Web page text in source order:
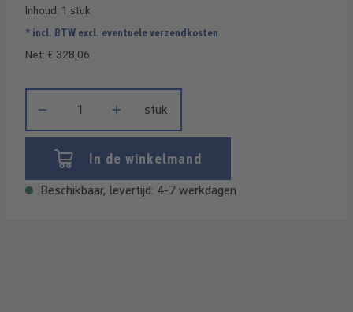
Inhoud: 1 stuk
* incl. BTW excl. eventuele verzendkosten
Net: € 328,06
stuk
In de winkelmand
Beschikbaar, levertijd: 4-7 werkdagen